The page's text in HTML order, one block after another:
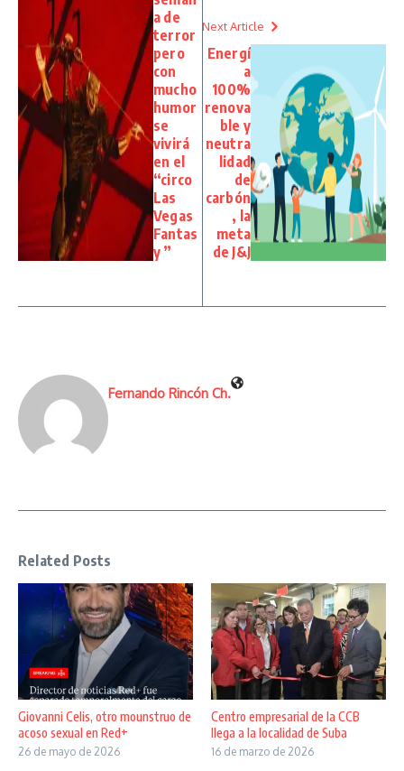
a de
terror
pero
con
mucho
humor
se
vivirá
en el
“circo
Las
Vegas
Fantas
y ”
Next Article
Energí
a
100%
renova
ble y
neutra
lidad
de
carbón
, la
meta
de J&J
Fernando Rincón Ch.
Related Posts
Giovanni Celis, otro mounstruo de
acoso sexual en Red+
26 de mayo de 2026
Centro empresarial de la CCB
llega a la localidad de Suba
16 de marzo de 2026